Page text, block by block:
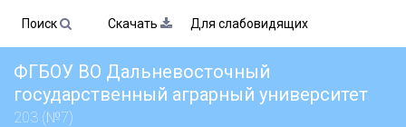
Поиск Скачать Для слабовидящих
ФГБОУ ВО Дальневосточный
государственный аграрный университет
203 (№7)